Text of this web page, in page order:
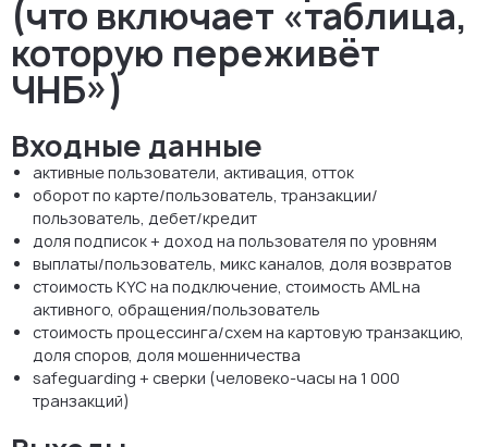
(что включает «таблица,
которую переживёт
ЧНБ»)
Входные данные
активные пользователи, активация, отток
оборот по карте/пользователь, транзакции/
пользователь, дебет/кредит
доля подписок + доход на пользователя по уровням
выплаты/пользователь, микс каналов, доля возвратов
стоимость KYC на подключение, стоимость AML на
активного, обращения/пользователь
стоимость процессинга/схем на картовую транзакцию,
доля споров, доля мошенничества
safeguarding + сверки (человеко-часы на 1 000
транзакций)